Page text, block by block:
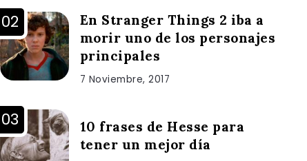
En Stranger Things 2 iba a
morir uno de los personajes
principales
7 Noviembre, 2017
10 frases de Hesse para
tener un mejor día